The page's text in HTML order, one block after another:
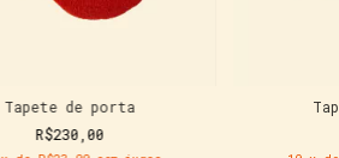
Tapete de porta
R$230,00